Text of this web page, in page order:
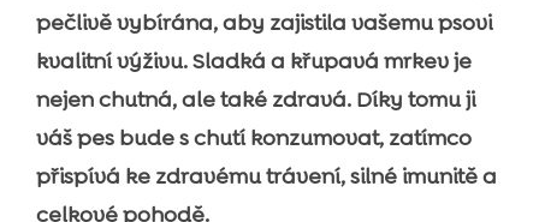
pečlivě vybírána, aby zajistila vašemu psovi
kvalitní výživu. Sladká a křupavá mrkev je
nejen chutná, ale také zdravá. Díky tomu ji
váš pes bude s chutí konzumovat, zatímco
přispívá ke zdravému trávení, silné imunitě a
celkové pohodě.